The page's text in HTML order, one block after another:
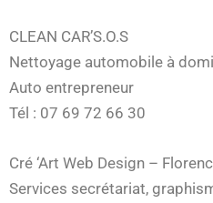
CLEAN CAR’S.O.S
Nettoyage automobile à
Auto entrepreneur
Tél : 07 69 72 66 30
Cré ‘Art Web Design –
Services secrétariat,